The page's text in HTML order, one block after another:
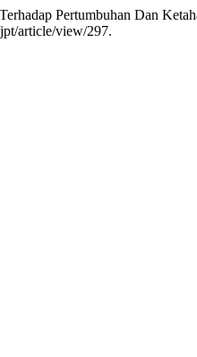
Pertumbuhan Dan
article/view/297.